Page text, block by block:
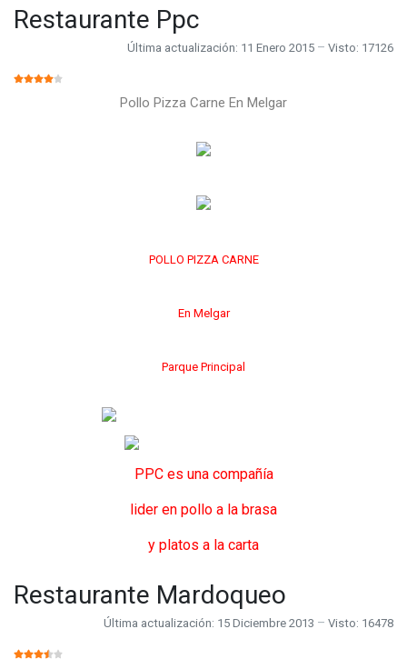
Restaurante Ppc
Última actualización: 11 Enero 2015 Visto: 17126
RATIO:4/5
Pollo Pizza Carne En Melgar
POLLO PIZZA CARNE
En Melgar
Parque Principal
PPC es una compañía
lider en pollo a la brasa
y platos a la carta
Restaurante Mardoqueo
Última actualización: 15 Diciembre 2013 Visto: 16478
RATIO:3.5/